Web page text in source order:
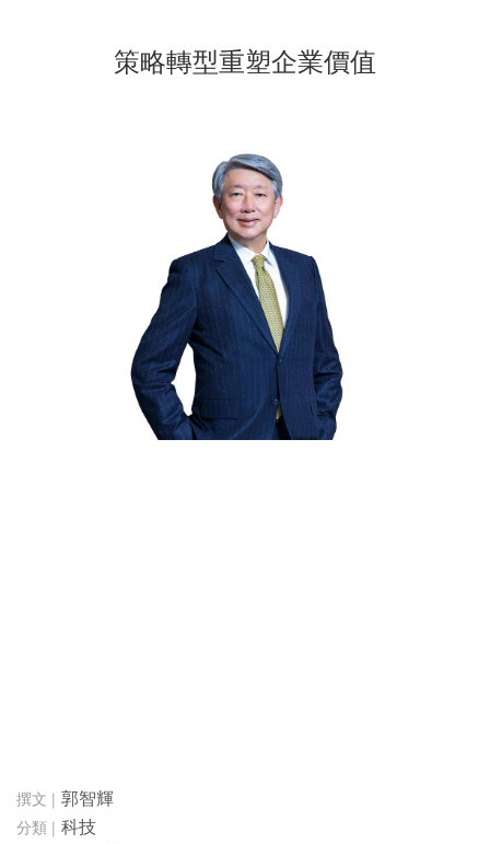
策略轉型重塑企業價值
郭智輝
科技